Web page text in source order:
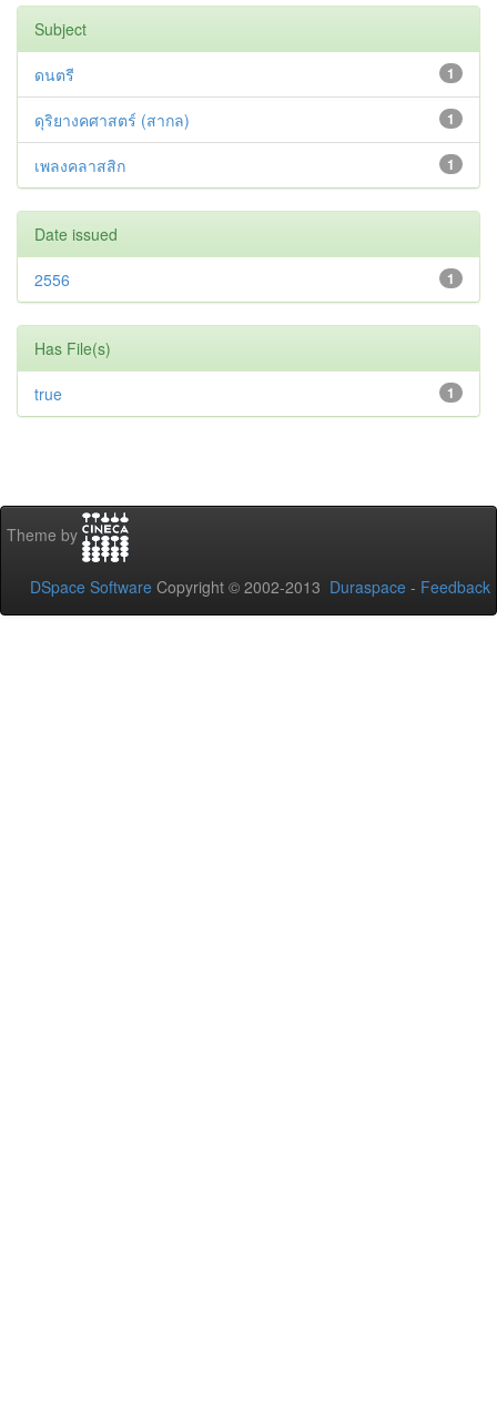
Subject
1
ดนตรี
1
ดุริยางคศาสตร์ (สากล)
1
เพลงคลาสสิก
Date issued
1
2556
Has File(s)
1
true
Theme by
DSpace Software Copyright © 2002-2013 Duraspace - Feedback